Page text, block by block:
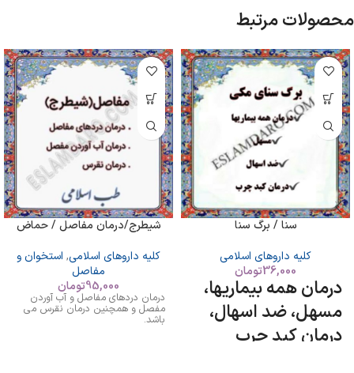
محصولات مرتبط
سنا / برگ سنا
کلیه داروهای اسلامی
36,000تومان
درمان همه بیماریها،
مسهل، ضد اسهال،
درمان کبد چرب
شیطرج/درمان مفاصل / حماض
کلیه داروهای اسلامی, استخوان و
مفاصل
95,000تومان
درمان دردهای مفاصل و آب آوردن
مفصل و همچنین درمان نقرس می
باشد.